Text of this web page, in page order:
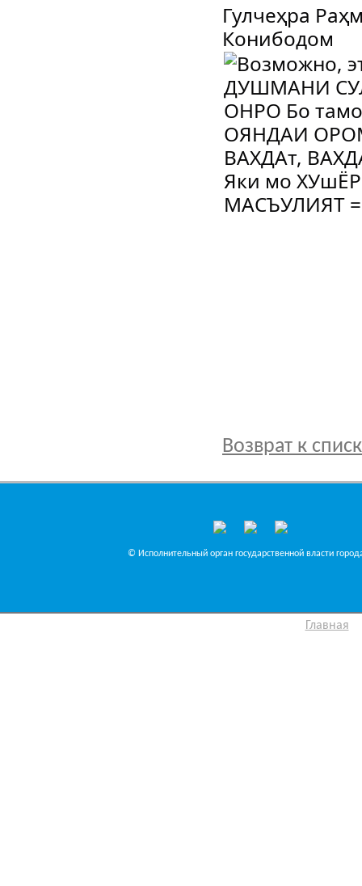
Гулчеҳра
Конибодом
Возврат к
© Исполнительный орган государственной власти
Главная